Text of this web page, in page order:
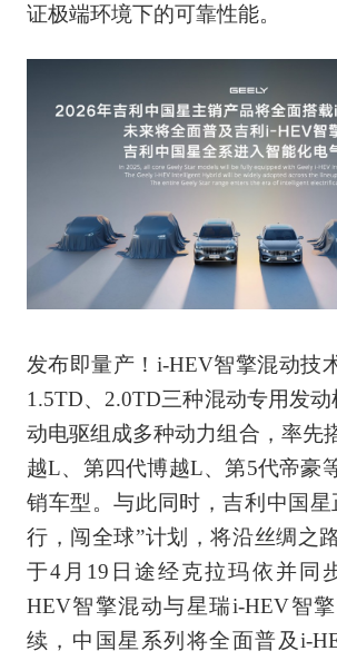
证极端环境下的可靠性能。
发布即量产！i-HEV智擎混动技
1.5TD、2.0TD三种混动专用发
动电驱组成多种动力组合，率先
越L、第四代博越L、第5代帝豪
销车型。与此同时，吉利中国星
行，闯全球”计划，将沿丝绸之
于4月19日途经克拉玛依并同
HEV智擎混动与星瑞i-HEV智
续，中国星系列将全面普及i-